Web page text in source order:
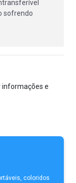
sofrendo
informações e
coloridos